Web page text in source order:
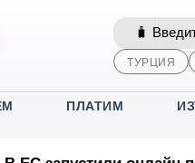
ТУРЦИЯ
ПЛАТИМ